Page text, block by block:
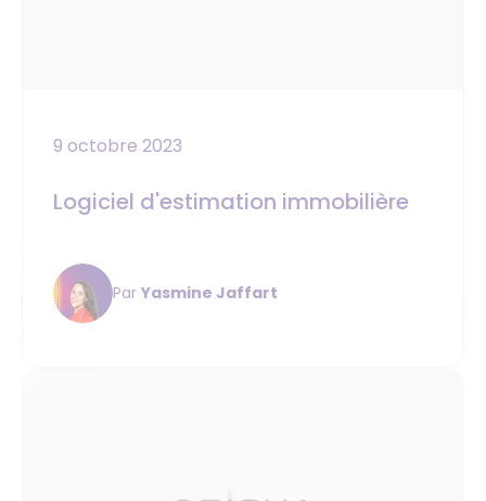
9 octobre 2023
Logiciel d'estimation immobilière
Par Yasmine Jaffart